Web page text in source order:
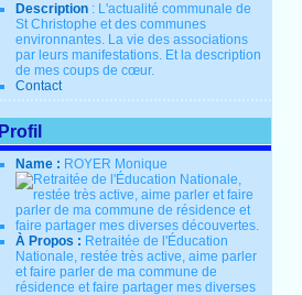
Description : L'actualité communale de
St Christophe et des communes
environnantes. La vie des associations
par leurs manifestations. Et la description
de mes coups de cœur.
Contact
Profil
Name : ROYER Monique
À Propos : Retraitée de l'Éducation
Nationale, restée très active, aime parler
et faire parler de ma commune de
résidence et faire partager mes diverses